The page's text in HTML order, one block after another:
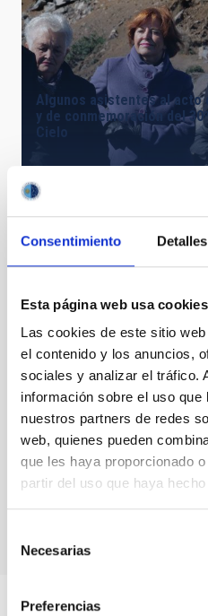
Consentimiento Detalles
Esta página web usa cookies
Las cookies de este sitio
el contenido y los anuncios,
sociales y analizar el tráfico.
información sobre el uso que
nuestros partners de redes
web, quienes pueden
que les haya proporcionado
partir del uso que haya
Necesarias
Preferencias
Algunos asistentes al acto
y de conmemoración del
Cielo
Escala de un poro solar
Galaxia espiral 02